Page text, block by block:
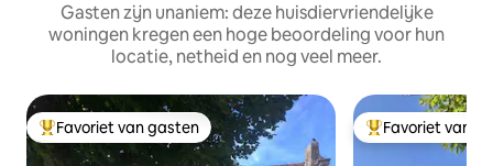
Gasten zijn unaniem: deze huisdiervriendelijke
woningen kregen een hoge beoordeling voor hun
locatie, netheid en nog veel meer.
Topfavoriet van gasten
Favoriet van gasten Topfavoriet van
Favoriet van